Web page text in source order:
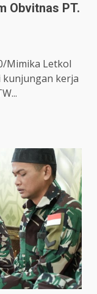
Obvitnas PT.
Mimika Letkol
kunjungan kerja